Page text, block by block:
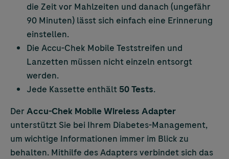
die Zeit vor Mahlzeiten und danach (ungefähr
90 Minuten) lässt sich einfach eine Erinnerung
einstellen.
Die Accu-Chek Mobile Teststreifen und
Lanzetten müssen nicht einzeln entsorgt
werden.
Jede Kassette enthält 50 Tests.
Der Accu-Chek Mobile Wireless Adapter
unterstützt Sie bei Ihrem Diabetes-Management,
um wichtige Informationen immer im Blick zu
behalten. Mithilfe des Adapters verbindet sich das